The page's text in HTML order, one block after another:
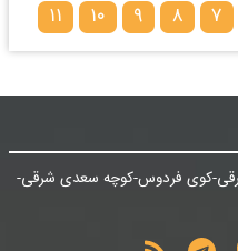
۷ ۸ ۹ ۱۰ ۱۱
شرقی-کوی فردوس-کوچه سعدی شرقی-